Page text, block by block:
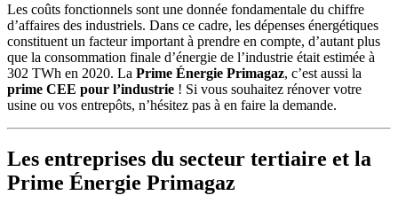
Les coûts fonctionnels sont une donnée fondamentale du chiffre
d’affaires des industriels. Dans ce cadre, les dépenses énergétiques
constituent un facteur important à prendre en compte, d’autant plus
que la consommation finale d’énergie de l’industrie était estimée à
302 TWh en 2020. La Prime Énergie Primagaz, c’est aussi la
prime CEE pour l’industrie ! Si vous souhaitez rénover votre
usine ou vos entrepôts, n’hésitez pas à en faire la demande.
Les entreprises du secteur tertiaire et la
Prime Énergie Primagaz